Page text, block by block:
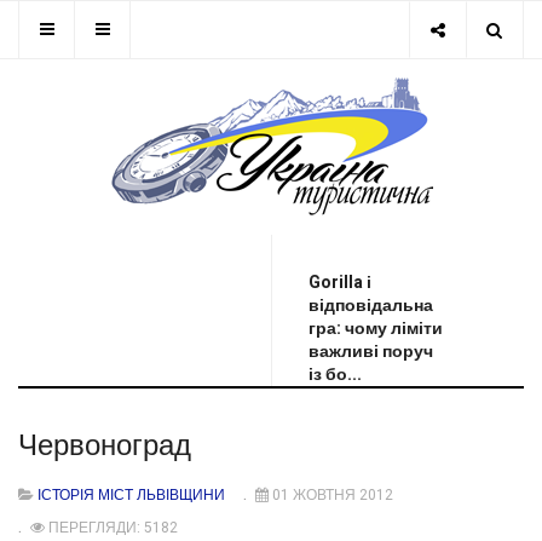
Gorilla і
відповідальна
гра: чому ліміти
важливі поруч
із бо...
Червоноград
ІСТОРІЯ МІСТ ЛЬВІВЩИНИ
01 ЖОВТНЯ 2012
ПЕРЕГЛЯДИ: 5182